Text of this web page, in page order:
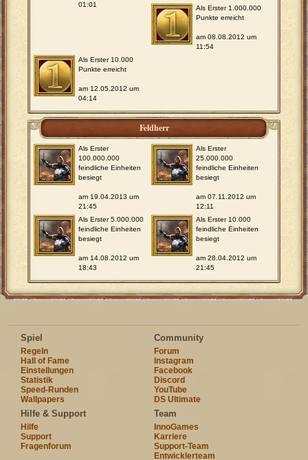
01:01
Als Erster 1.000.000
Punkte erreicht
am 08.08.2012 um
11:54
Als Erster 10.000
Punkte erreicht
am 12.05.2012 um
04:14
Feldherr
Als Erster
100.000.000
feindliche Einheiten
besiegt
am 19.04.2013 um
21:45
Als Erster
25.000.000
feindliche Einheiten
besiegt
am 07.11.2012 um
12:11
Als Erster 5.000.000
feindliche Einheiten
besiegt
am 14.08.2012 um
18:43
Als Erster 10.000
feindliche Einheiten
besiegt
am 28.04.2012 um
21:45
Spiel
Regeln
Hall of Fame
Einstellungen
Statistik
Speed-Runden
Wallpapers
Community
Forum
Instagram
Facebook
Discord
YouTube
DS Ultimate
Hilfe & Support
Hilfe
Support
Fragenforum
Team
InnoGames
Karriere
Support-Team
Entwicklerteam